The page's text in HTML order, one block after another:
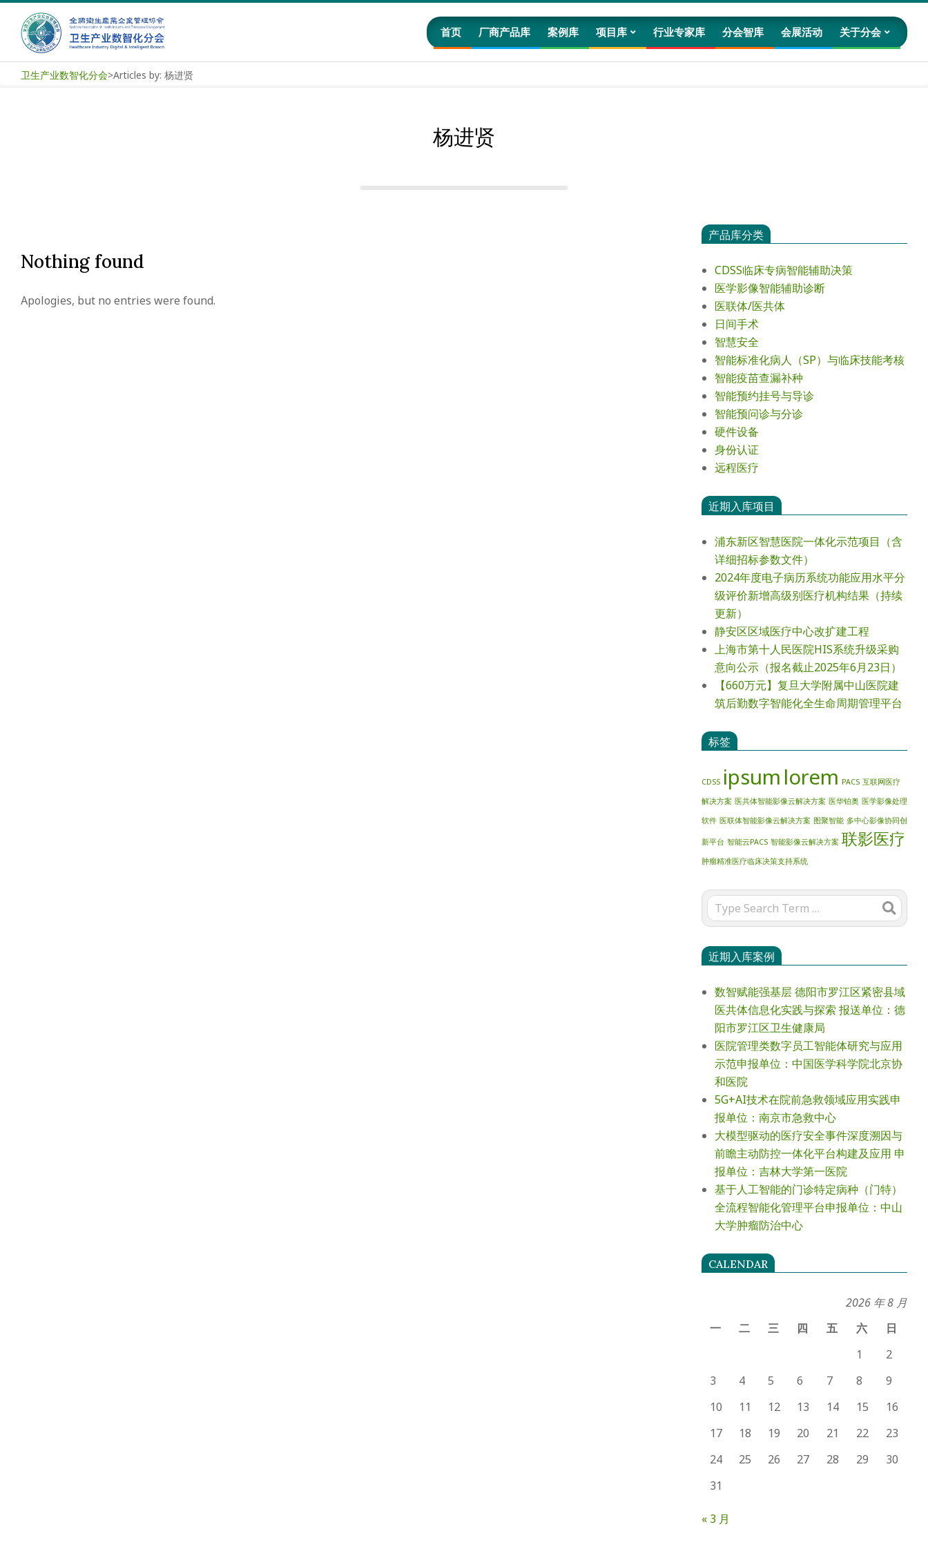
content卫
化
分
首页 厂商产品库 案例库 项目库 行业专家库 分会智库 会展活动 关于分会
卫生产业数智化分会>Articles by: 杨进贤
杨进贤
Nothing found
Apologies, but no entries were found.
产品库分类
CDSS临床专病智能辅助决策
医学影像智能辅助诊断
医联体/医共体
日间手术
智慧安全
智能标准化病人（SP）与临床技能考核
智能疫苗查漏补种
智能预约挂号与导诊
智能预问诊与分诊
硬件设备
身份认证
远程医疗
近期入库项目
浦东新区智慧医院一体化示范项目（含
详细招标参数文件）
2024年度电⼦病历系统功能应⽤⽔平分
级评价新增⾼级别医疗机构结果（持续
更新）
静安区区域医疗中心改扩建工程
上海市第十人民医院HIS系统升级采购
意向公示（报名截止2025年6月23日）
【660万元】复旦大学附属中山医院建
筑后勤数字智能化全生命周期管理平台
标签
CDSS ipsum lorem PACS 互联网医疗
解决方案 医共体智能影像云解决方案 医华铂奥 医学影像处理
软件 医联体智能影像云解决方案 图聚智能 多中心影像协同创
新平台 智能云PACS 智能影像云解决方案 联影医疗
肿瘤精准医疗临床决策支持系统
Search
近期入库案例
数智赋能强基层 德阳市罗江区紧密县域
医共体信息化实践与探索 报送单位：德
阳市罗江区卫生健康局
医院管理类数字员工智能体研究与应用
示范申报单位：中国医学科学院北京协
和医院
5G+AI技术在院前急救领域应用实践申
报单位：南京市急救中心
大模型驱动的医疗安全事件深度溯因与
前瞻主动防控一体化平台构建及应用 申
报单位：吉林大学第一医院
基于人工智能的门诊特定病种（门特）
全流程智能化管理平台申报单位：中山
大学肿瘤防治中心
CALENDAR
2026 年 8 月
一
二 三 四 五 六
日
1
2
3
4 5 6 7 8
9
10
11 12 13 14 15
16
17
18 19 20 21 22
23
24
25 26 27 28 29
30
31
« 3 月